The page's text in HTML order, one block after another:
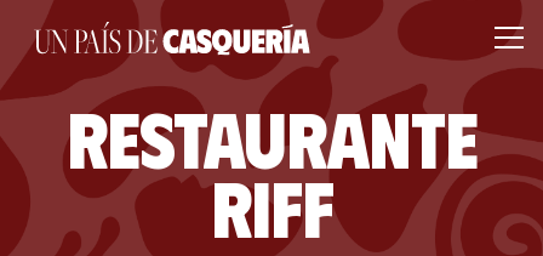
Restaurante
Riff